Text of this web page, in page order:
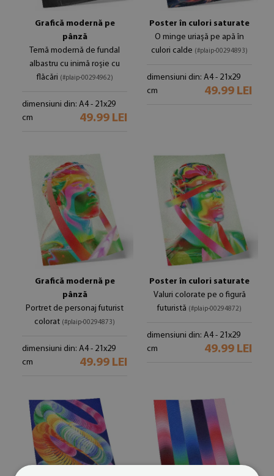
Grafică modernă pe
pânză
Temă modernă de fundal
albastru cu inimă roșie cu
flăcări (#plaip-00294962)
dimensiuni din: A4 - 21x29
cm
49.99 LEI
Poster în culori saturate
O minge uriașă pe apă în
culori calde (#plaip-00294893)
dimensiuni din: A4 - 21x29
cm
49.99 LEI
Grafică modernă pe
pânză
Portret de personaj futurist
colorat (#plaip-00294873)
dimensiuni din: A4 - 21x29
cm
49.99 LEI
Poster în culori saturate
Valuri colorate pe o figură
futuristă (#plaip-00294872)
dimensiuni din: A4 - 21x29
cm
49.99 LEI